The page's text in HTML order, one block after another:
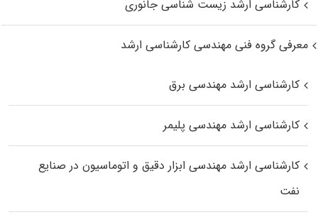
کارشناسی ارشد زیست‌ شناسی جانوری
معرفی گروه فنی مهندسی کارشناسی ارشد
کارشناسی ارشد مهندسی برق
کارشناسی ارشد مهندسی پلیمر
کارشناسی ارشد مهندسی ابزار دقیق و اتوماسیون در صنایع
نفت